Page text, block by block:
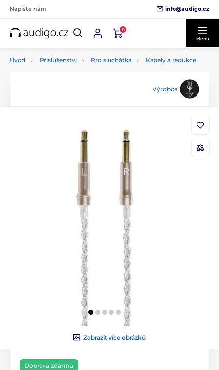
Napište nám info@audigo.cz
0
Menu
Úvod Příslušenství Pro sluchátka Kabely a redukce
Výrobce
Zobrazit více obrázků
Doprava zdarma